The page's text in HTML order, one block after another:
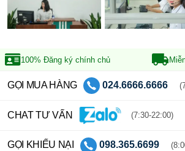
100% Đăng ký chính chủ
GỌI MUA HÀNG 024.6666.6666
CHAT TƯ VẤN (7:30-22:00)
GỌI KHIẾU NẠI 098.365.6699